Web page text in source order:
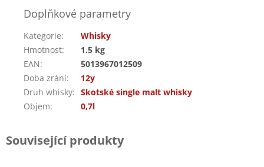
Doplňkové parametry
Kategorie:
Whisky
Hmotnost:
1.5 kg
EAN:
5013967012509
Doba zrání:
12y
Druh whisky: Skotské single malt whisky
Objem: 0,7l
Související produkty